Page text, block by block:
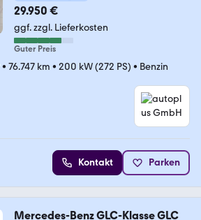
29.950 €
ggf. zzgl. Lieferkosten
Guter Preis
• 76.747 km • 200 kW (272 PS) • Benzin
Kontakt Parken
Mercedes-Benz GLC-Klasse GLC